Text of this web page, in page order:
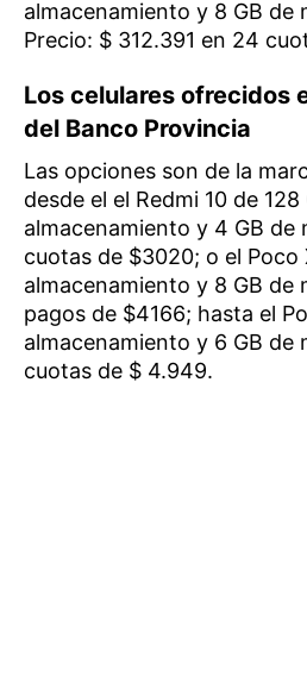
almacenamiento y 8 GB de
Precio: $ 312.391 en 24
Los celulares ofrecidos
del Banco Provincia
Las opciones son de la
desde el el Redmi 10 de 128
almacenamiento y 4 GB de
cuotas de $3020; o el Poco
almacenamiento y 8 GB de
pagos de $4166; hasta el
almacenamiento y 6 GB de
cuotas de $ 4.949.